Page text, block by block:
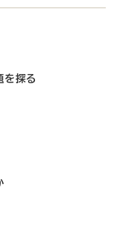
を探る